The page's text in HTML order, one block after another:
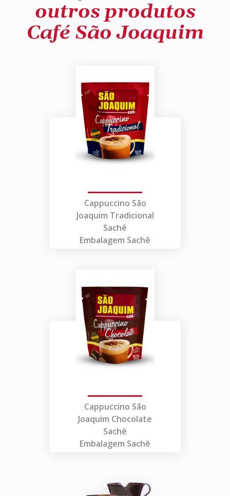
outros produtos
Café São Joaquim
Cappuccino São
Joaquim Tradicional
Sachê
Embalagem Sachê
Cappuccino São
Joaquim Chocolate
Sachê
Embalagem Sachê